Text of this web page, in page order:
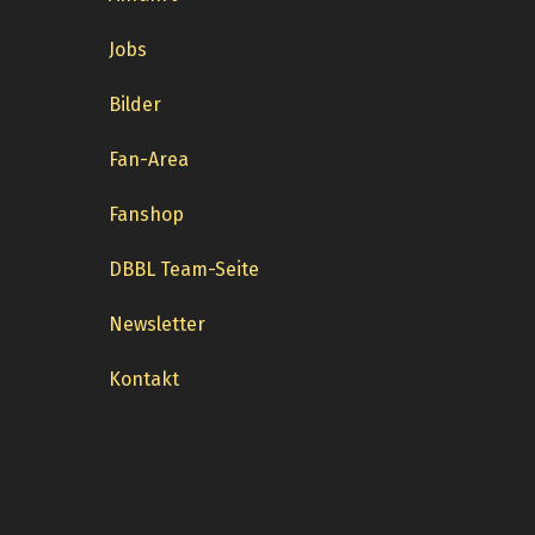
Jobs
Bilder
Fan-Area
Fanshop
DBBL Team-Seite
Newsletter
Kontakt